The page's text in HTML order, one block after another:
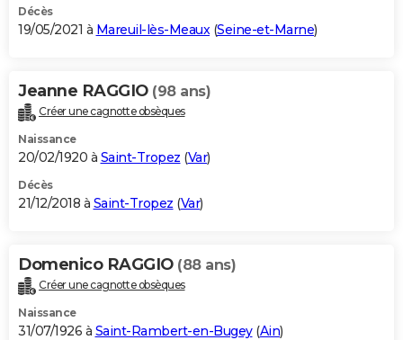
BONS PLANS
Carte de Noël
Carte Bonne année
Carte Saint-Valentin
Carte Pâques
Carte d'anniversaire
DICTIONNAIRE
Dictionnaire
Biographies
Citations
Expressions
Proverbes
PROGRAMME TV
S'inscrire
Se connecter
Lycées
Collèges
Primaires
Universités
Entreprises
Service militaire
Avis de recherche
AVIS DE DÉCÈS
Bricolage
Lifestyle
Culture
Sport
Auto
Television
Voyage
Cinema
Décès
19/05/2021 à Mareuil-lès-Meaux(Seine-et-Marne)
Jeanne RAGGIO (98 ans)
Créer une cagnotte obsèques
Naissance
20/02/1920 à Saint-Tropez (Var)
Décès
21/12/2018 à Saint-Tropez (Var)
Domenico RAGGIO (88 ans)
Créer une cagnotte obsèques
Naissance
31/07/1926 à Saint-Rambert-en-Bugey(Ain)